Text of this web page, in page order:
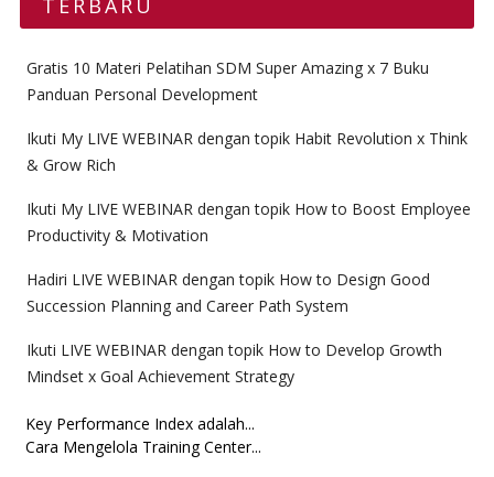
Gratis 10 Materi Pelatihan SDM Super Amazing x 7 Buku
Panduan Personal Development
Ikuti My LIVE WEBINAR dengan topik Habit Revolution x Think
& Grow Rich
Ikuti My LIVE WEBINAR dengan topik How to Boost Employee
Productivity & Motivation
Hadiri LIVE WEBINAR dengan topik How to Design Good
Succession Planning and Career Path System
Ikuti LIVE WEBINAR dengan topik How to Develop Growth
Mindset x Goal Achievement Strategy
Key Performance Index adalah...
Cara Mengelola Training Center...